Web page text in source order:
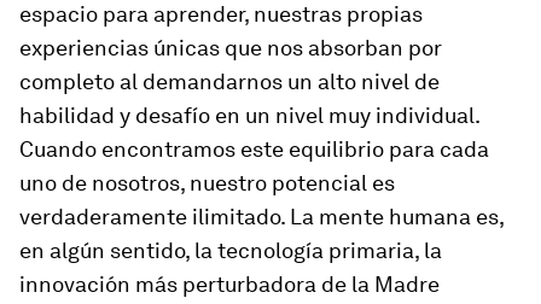
espacio para aprender, nuestras propias
experiencias únicas que nos absorban por
completo al demandarnos un alto nivel de
habilidad y desafío en un nivel muy individual.
Cuando encontramos este equilibrio para cada
uno de nosotros, nuestro potencial es
verdaderamente ilimitado. La mente humana es,
en algún sentido, la tecnología primaria, la
innovación más perturbadora de la Madre